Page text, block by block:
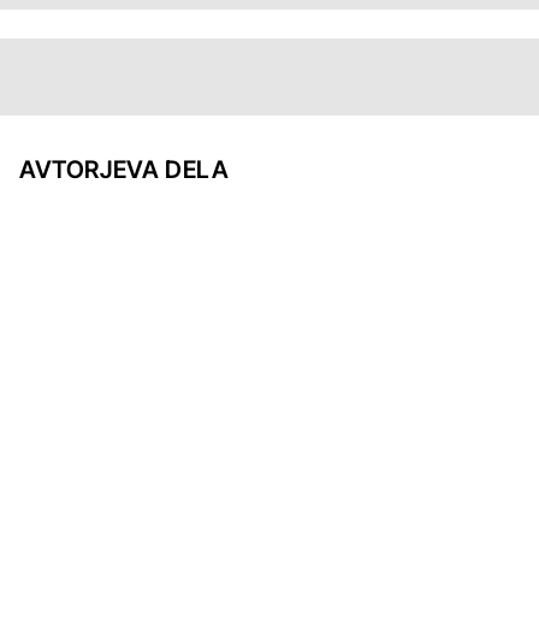
AVTORJEVA DELA